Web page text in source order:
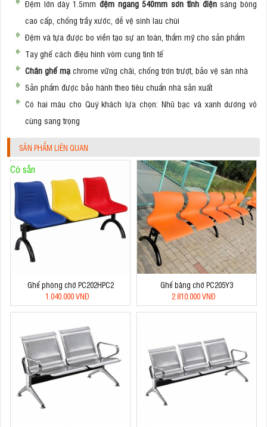
Đệm lớn dày 1.5mm đệm ngang 540mm sơn tĩnh điệnsáng bóng
cao cấp, chống trầy xước, dễ vệ sinh lau chùi
Đệm và tựa được bo viền tạo sự an toàn, thẩm mỹ cho sản phẩm
Tay ghế cách điệu hình vòm cung tinh tế
Chân ghế mạ chrome vững chãi, chống trơn trượt, bảo vệ sàn nhà
Sản phẩm được bảo hành theo tiêu chuẩn nhà sản xuất
Có hai màu cho Quý khách lựa chọn: Nhũ bạc và xanh dương vô
cùng sang trọng
SẢN PHẨM LIÊN QUAN
Ghế phòng chờ PC202HPC2
1.040.000 VNĐ
Có sẵn
Ghế băng chờ PC205Y3
2.810.000 VNĐ